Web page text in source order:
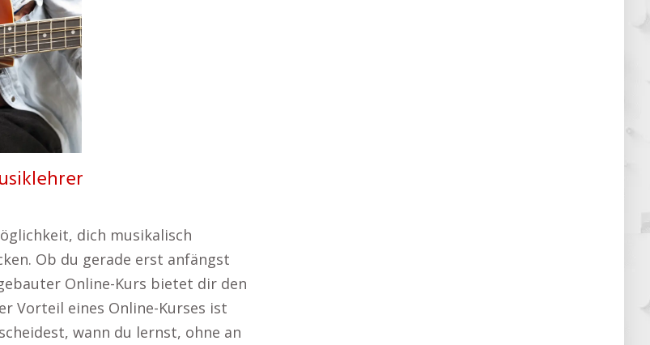
dich musikalisch
Ob du gerade erst anfängst
Online-Kurs bietet dir den
Vorteil eines Online-Kurses ist
wann du lernst, ohne an